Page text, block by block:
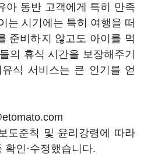
아 동반 고객에게 특히 만족
는 시기에는 특히 여행을 떠
준비하지 않고도 아이를 먹
의 휴식 시간을 보장해주기
식 서비스는 큰 인기를 얻
도준칙 및 윤리강령에 따라
인·수정했습니다.